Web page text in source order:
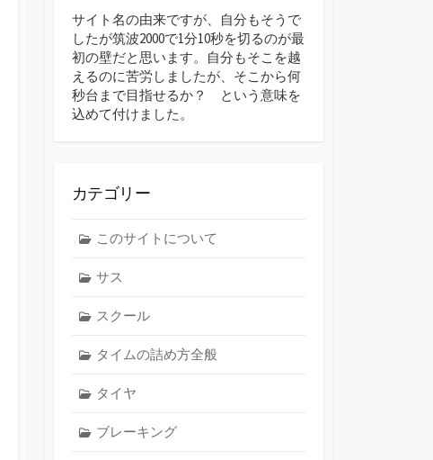
サイト名の由来ですが、自分もそうで
したが筑波2000で1分10秒を切るのが最
初の壁だと思います。自分もそこを越
えるのに苦労しましたが、そこから何
秒台まで目指せるか？ という意味を
込めて付けました。
カテゴリー
このサイトについて
サス
スクール
タイムの詰め方全般
タイヤ
ブレーキング